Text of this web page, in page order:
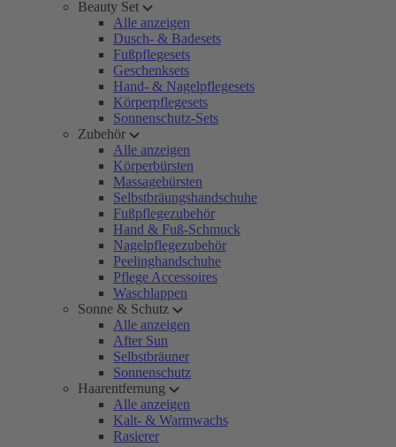
Beauty Set
Alle anzeigen
Dusch- & Badesets
Fußpflegesets
Geschenksets
Hand- & Nagelpflegesets
Körperpflegesets
Sonnenschutz-Sets
Zubehör
Alle anzeigen
Körperbürsten
Massagebürsten
Selbstbräungshandschuhe
Fußpflegezubehör
Hand & Fuß-Schmuck
Nagelpflegezubehör
Peelinghandschuhe
Pflege Accessoires
Waschlappen
Sonne & Schutz
Alle anzeigen
After Sun
Selbstbräuner
Sonnenschutz
Haarentfernung
Alle anzeigen
Kalt- & Warmwachs
Rasierer